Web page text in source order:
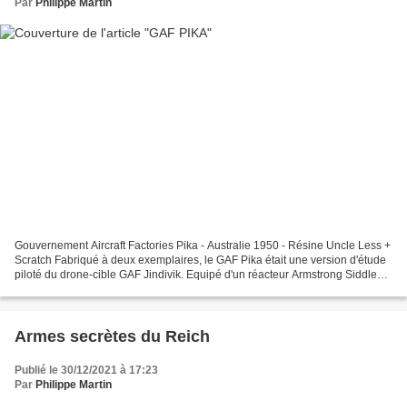
Gouvernement Aircraft Factories Pika - Australie 1950 - Résine Uncle Less +
Scratch Fabriqué à deux exemplaires, le GAF Pika était une version d'étude
piloté du drone-cible GAF Jindivik. Equipé d'un réacteur Armstrong Siddley
Armes secrètes du Reich
Publié le 30/12/2021 à 17:23
Par Philippe Martin